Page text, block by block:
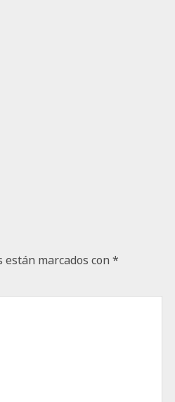
marcados con *